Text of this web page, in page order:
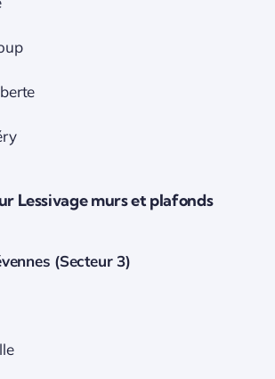
Lessivage murs et plafonds
(Secteur 3)